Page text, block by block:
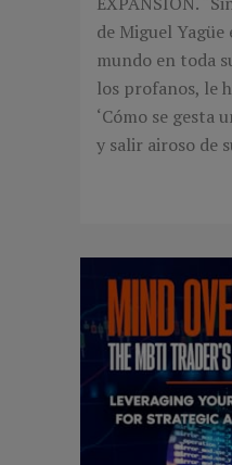
de Miguel Yagüe
mundo en toda
los profanos, le
‘Cómo se gesta
y salir airoso de